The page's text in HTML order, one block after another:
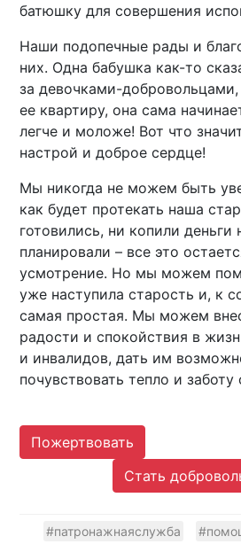
батюшку для совершения
Наши подопечные рады и
них. Одна бабушка как-то
за девочками-
ее квартиру, она сама
легче и моложе! Вот что
настрой и доброе сердце!
Мы никогда не можем быть
как будет протекать наша
готовились, ни копили деньги
планировали – все это
усмотрение. Но мы можем
уже наступила старость и, к
самая простая. Мы можем
радости и спокойствия в
и инвалидов, дать им
почувствовать тепло и
Пожертвовать
Стать
#патронажнаяслужба